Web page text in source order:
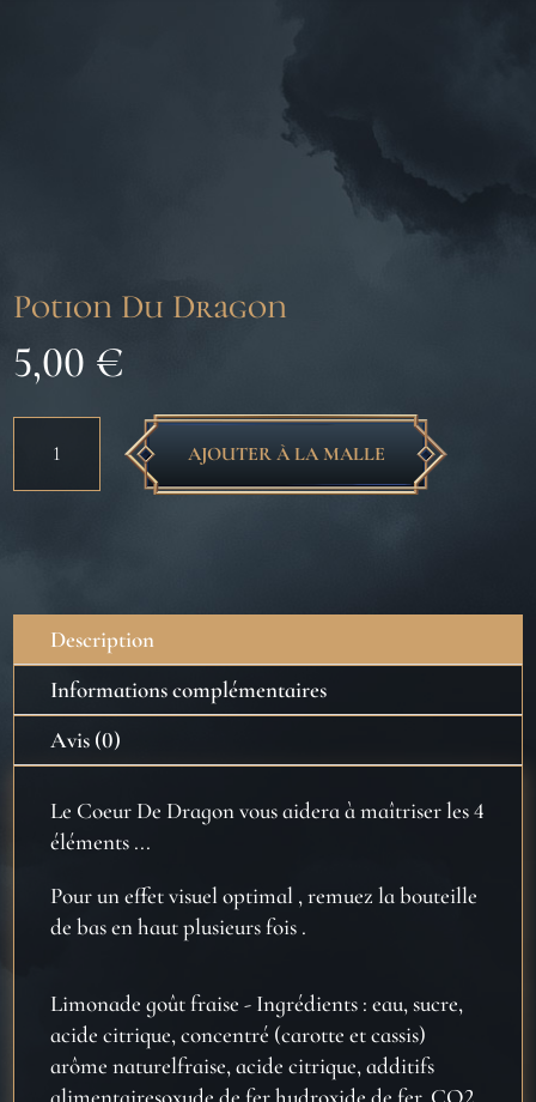
Potion Du Dragon
5,00 €
Potion
AJOUTER À LA MALLE
Description
Informations complémentaires
Avis (0)
Le Coeur De Dragon vous aidera à maîtriser les 4
éléments ...
Pour un effet visuel optimal , remuez la bouteille
de bas en haut plusieurs fois .
Limonade goût fraise - Ingrédients : eau, sucre,
acide citrique, concentré (carotte et cassis)
arôme naturelfraise, acide citrique, additifs
alimentairesoxyde de fer hydroxide de fer, CO2,